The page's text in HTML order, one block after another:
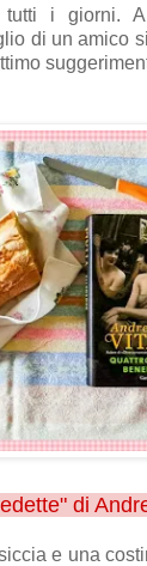
tutti i giorni.
di un amico
di
e una